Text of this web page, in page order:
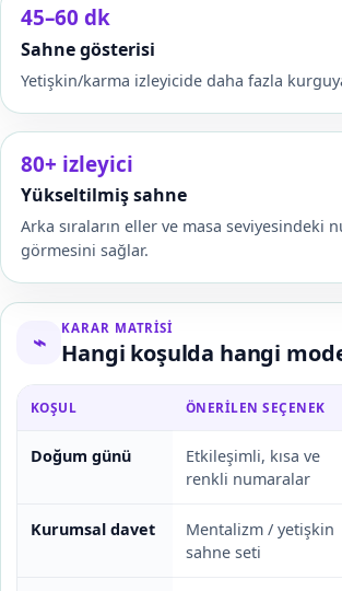
45–60 dk
Sahne gösterisi
Yetişkin/karma izleyicide daha fazla
80+ izleyici
Yükseltilmiş sahne
Arka sıraların eller ve masa seviyesindeki
görmesini sağlar.
⌁ KARAR MATRISI
Hangi koşulda hangi
KOŞUL ÖNERILEN SEÇENEK
Doğum günü
Etkileşimli, kısa ve
renkli numaralar
Kurumsal davet
Mentalizm / yetişkin
sahne seti